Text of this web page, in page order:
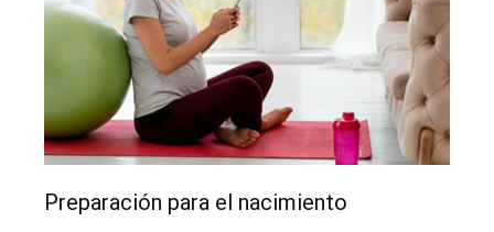
Preparación para el nacimiento